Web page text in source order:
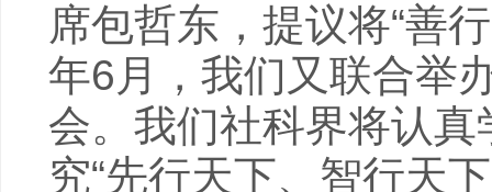
席包哲东，提议将“善
年6月，我们又联合举
会。我们社科界将认
究“先行天下、智行天